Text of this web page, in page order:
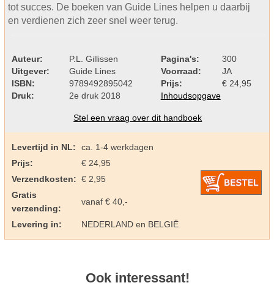
tot succes. De boeken van Guide Lines helpen u daarbij
en verdienen zich zeer snel weer terug.
Auteur: P.L. Gillissen Pagina's:
300
Uitgever:
Guide Lines Voorraad:
JA
ISBN:
9789492895042 Prijs:
€ 24,95
Druk:
2e druk 2018 Inhoudsopgave
Stel een vraag over dit handboek
Levertijd in NL:
ca. 1-4 werkdagen
Prijs:
€ 24,95
Verzendkosten: € 2,95
Gratis
verzending:
vanaf € 40,-
Levering in: NEDERLAND en BELGIË
Ook interessant!